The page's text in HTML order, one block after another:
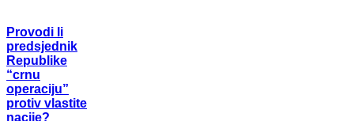
Provodi li
predsjednik
Republike
“crnu
operaciju”
protiv vlastite
nacije?